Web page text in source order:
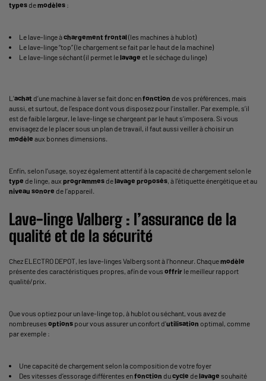
typesdemodèles :
Le lave-linge àchargement frontal(les machines à hublot)
Le lave-linge “top” (le chargement se fait par le haut de la machine)
Le lave-linge séchant (il permet lelavage et le séchage du linge)
L’achat d’une machine à laver se fait donc enfonction de vos préférences, mais
aussi, et surtout, de l’espace dont vous disposez pour l’installer. Par exemple, s’il
est de faible largeur, le lave-linge se chargeant par le haut s’imposera. Si vous
envisagez de le placer sous un plan de travail, il faut aussi veiller à choisir un
modèle aux bonnes dimensions.
Enfin, selon l’usage, soyez également attentif à la capacité de chargement selon le
type de linge, aux programmesdelavage proposés, à l’étiquette énergétique et au
niveau sonore de l’appareil.
Lave-linge Valberg : l’assurance de la
qualité et de la sécurité
Chez ELECTRO DEPOT, les lave-linges Valberg sont à l’honneur. Chaquemodèle
présente des caractéristiques propres, afin de vous offrir le meilleur rapport
qualité/prix.
Que vous optiez pour un lave-linge top, à hublot ou séchant, vous avez de
nombreuses options pour vous assurer un confort d’utilisation optimal, comme
par exemple :
Une capacité de chargement selon la composition de votre foyer
Des vitesses d’essorage différentes enfonction ducycle delavage souhaité